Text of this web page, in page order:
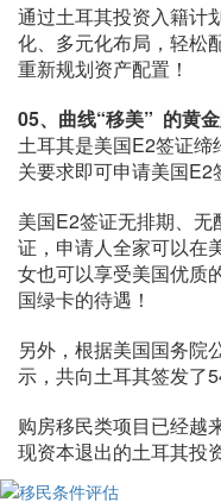
通过土耳其投资入籍计
化、多元化布局，轻松
重新规划资产配置！
05、 曲线“移美” 的黄
土耳其是美国E2签证
关要求即可申请美国E2
美国E2签证无排期、
证，申请人全家可以在
女也可以享受美国优质
国绿卡的待遇！
另外，根据美国国务院
示，共向土耳其签发了
购房移民类项目已经越
现资本退出的土耳其投